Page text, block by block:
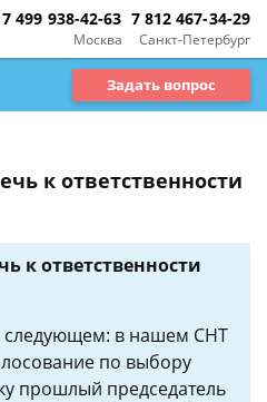
Москва
7 499 938-42-63
Санкт-Петербург
7 812 467-34-29
Задать вопрос
к ответственности
к ответственности
следующем: в нашем СНТ
по выбору
прошлый председатель